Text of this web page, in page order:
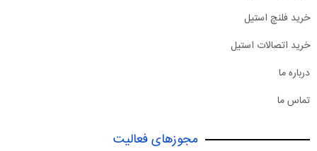
خرید فلنچ استیل
خرید اتصالات استیل
درباره ما
تماس ما
مجوزهای فعالیت